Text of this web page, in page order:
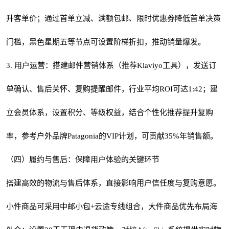
升客单价；通过首单立减、满额包邮、限时优惠券降低首单决策
门槛，黑色星期五等节点可设置阶梯折扣，推动销量爆发。
3. 用户运营：搭建邮件营销体系（推荐Klaviyo工具），发送订
单确认、售后关怀、复购提醒邮件，行业平均ROI可达1:42；建
立会员体系，设置积分、等级权益，结合个性化推荐提升复购
率，参考户外品牌Patagonia的VIP计划，可贡献35%年销售额。
（四）履约与售后：保障用户体验的关键环节
搭建高效的物流与售后体系，直接影响用户信任度与复购意愿。
小件商品可采用中邮小包+云途专线组合，大件商品优先布局海